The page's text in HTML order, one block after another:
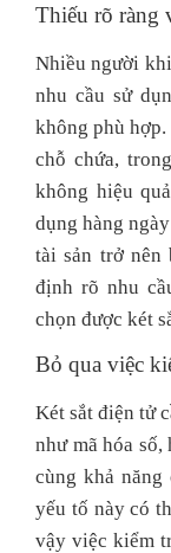
Thiếu rõ ràng
Nhiều người
nhu cầu sử
không phù
chỗ chứa,
không hiệu
dụng hàng
tài sản trở nên
định rõ nhu
chọn được két
Bỏ qua việc
Két sắt điện tử
như mã hóa
cùng khả
yếu tố này có
vậy việc kiểm